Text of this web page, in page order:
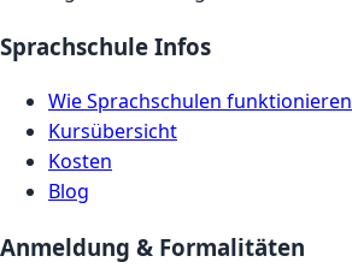
Sprachschule Infos
Wie Sprachschulen funktionieren
Kursübersicht
Kosten
Blog
Anmeldung & Formalitäten